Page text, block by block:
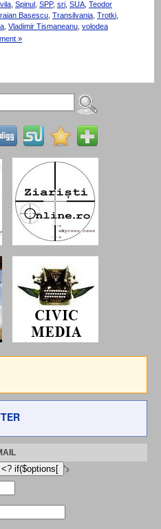
, Spinul , SPP, sri, SUA, Teodor
Basescu, Transilvania, Trotki,
, Vladimir Tismaneanu, volodea
»
'>